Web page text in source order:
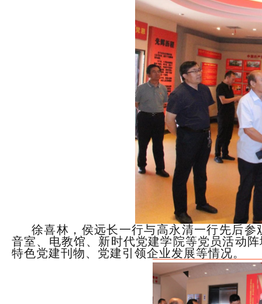
徐喜林，侯远长一行与高永清一行先后参
音室、电教馆、新时代党建学院等党员活动
特色党建刊物、党建引领企业发展等情况。